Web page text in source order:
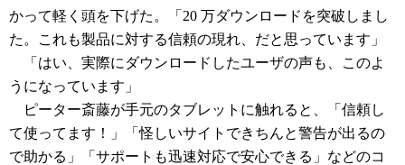
かって軽く頭を下げた。「20 万ダウンロードを突破しまし
た。これも製品に対する信頼の現れ、だと思っています」
「はい、実際にダウンロードしたユーザの声も、このよ
うになっています」
ピーター斎藤が手元のタブレットに触れると、「信頼し
て使ってます！」「怪しいサイトできちんと警告が出るの
で助かる」「サポートも迅速対応で安心できる」などのコ